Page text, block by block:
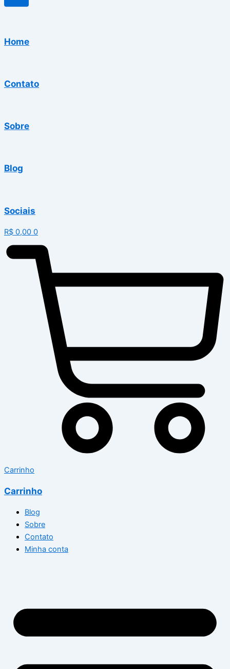
Home
Contato
Sobre
Blog
Sociais
R$ 0,00 0
Carrinho
Carrinho
Blog
Sobre
Contato
Minha conta